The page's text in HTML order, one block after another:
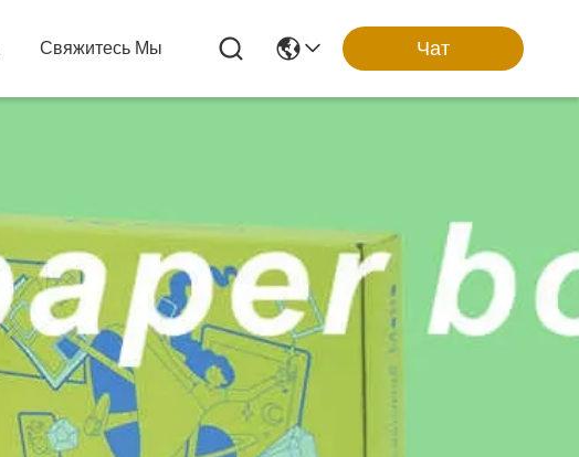
Свяжитесь Мы Чат